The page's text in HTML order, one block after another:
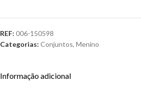
REF: 006-150598
Categorias: Conjuntos, Menino
Informação adicional